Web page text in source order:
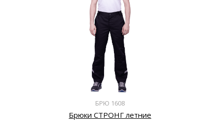
БРЮ 1608
Брюки СТРОНГ летние